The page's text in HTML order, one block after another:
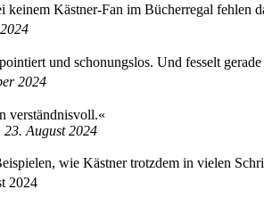
keinem Kästner-Fan im Bücherregal fehlen
und schonungslos. Und fesselt
2024
verständnisvoll.«
August 2024
wie Kästner trotzdem in vielen
2024